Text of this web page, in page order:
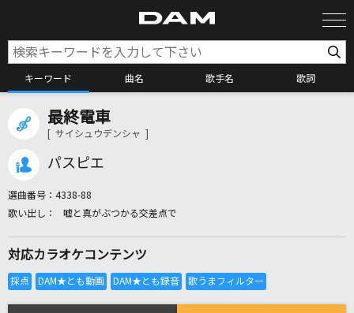
キーワード 曲名 歌手名 歌詞
全国りれき
最終電車
[ サイシュウデンシャ ]
パスピエ
選曲番号： 4338-88
嘘と真がぶつかる交差点で
対応カラオケコンテンツ